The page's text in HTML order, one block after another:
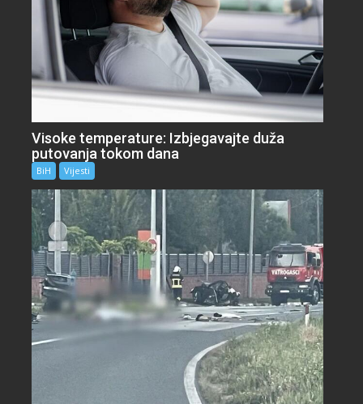
Visoke temperature: Izbjegavajte duža
putovanja tokom dana
BiH Vijesti